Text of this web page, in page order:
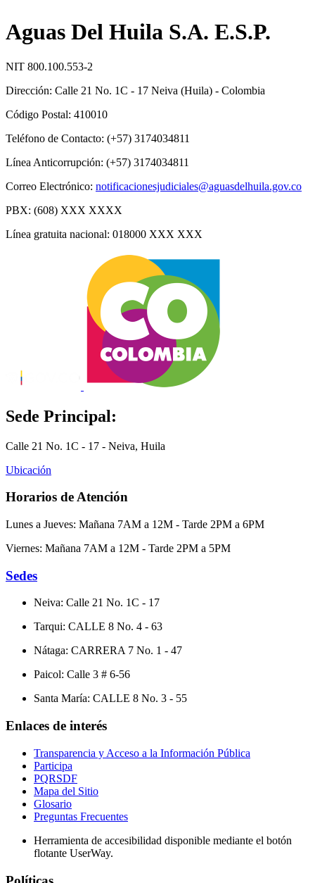
Aguas Del Huila S.A. E.S.P.
NIT 800.100.553-2
Dirección: Calle 21 No. 1C - 17 Neiva (Huila) - Colombia
Código Postal: 410010
Teléfono de Contacto: (+57) 3174034811
Línea Anticorrupción: (+57) 3174034811
Correo Electrónico: notificacionesjudiciales@aguasdelhuila.gov.co
PBX: (608) XXX XXXX
Línea gratuita nacional: 018000 XXX XXX
Sede Principal:
Calle 21 No. 1C - 17 - Neiva, Huila
Ubicación
Horarios de Atención
Lunes a Jueves: Mañana 7AM a 12M - Tarde 2PM a 6PM
Viernes: Mañana 7AM a 12M - Tarde 2PM a 5PM
Sedes
Neiva: Calle 21 No. 1C - 17
Tarqui: CALLE 8 No. 4 - 63
Nátaga: CARRERA 7 No. 1 - 47
Paicol: Calle 3 # 6-56
Santa María: CALLE 8 No. 3 - 55
Enlaces de interés
Transparencia y Acceso a la Información Pública
Participa
PQRSDF
Mapa del Sitio
Glosario
Preguntas Frecuentes
Herramienta de accesibilidad disponible mediante el botón
flotante UserWay.